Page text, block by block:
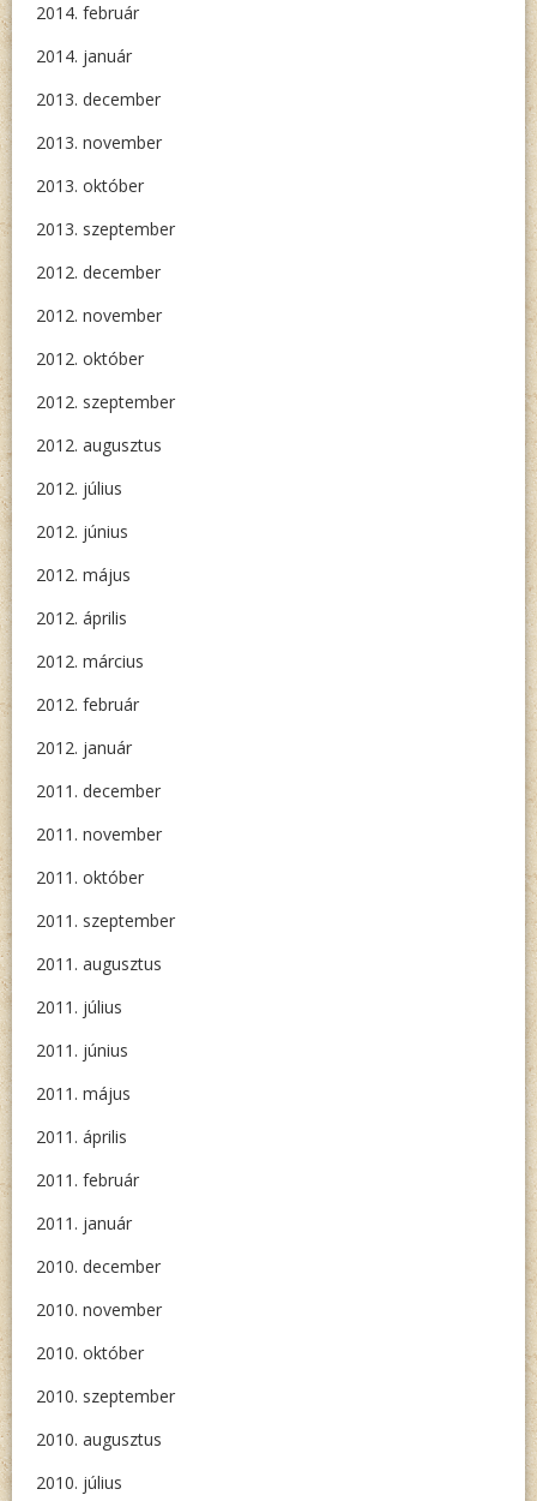
2014. február
2014. január
2013. december
2013. november
2013. október
2013. szeptember
2012. december
2012. november
2012. október
2012. szeptember
2012. augusztus
2012. július
2012. június
2012. május
2012. április
2012. március
2012. február
2012. január
2011. december
2011. november
2011. október
2011. szeptember
2011. augusztus
2011. július
2011. június
2011. május
2011. április
2011. február
2011. január
2010. december
2010. november
2010. október
2010. szeptember
2010. augusztus
2010. július